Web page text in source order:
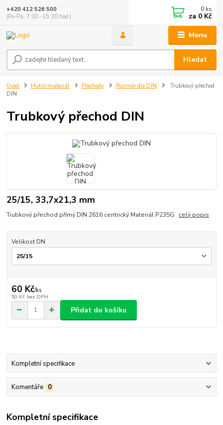
Menu
Hledat
+420 412 526 500
(Po-Pá, 7:00 -15:30 hod.)
0 ks
za 0 Kč
Úvod Hutní materiál Přechody Rozměr dle DIN
Trubkový přechod
DIN
Trubkový přechod DIN
25/15, 33,7x21,3 mm
Trubkový přechod přímý DIN 2616 centrický Materiál P235G celý popis
Velikost DN
60 Kč/ks
50 Kč bez DPH
Přidat do košíku
Kompletní specifikace
Komentáře 0
Kompletní specifikace